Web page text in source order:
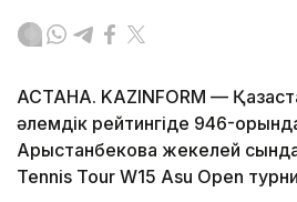
АСТАНА. KAZINFORM —
әлемдік рейтингіде 946-
Арыстанбекова жекелей
Tennis Tour W15 Asu Open